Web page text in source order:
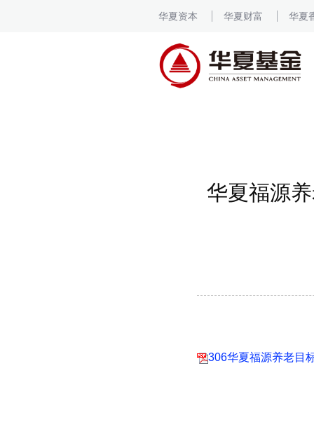
华夏资本 华夏财富 华夏
华夏福源
306华夏福源养老目